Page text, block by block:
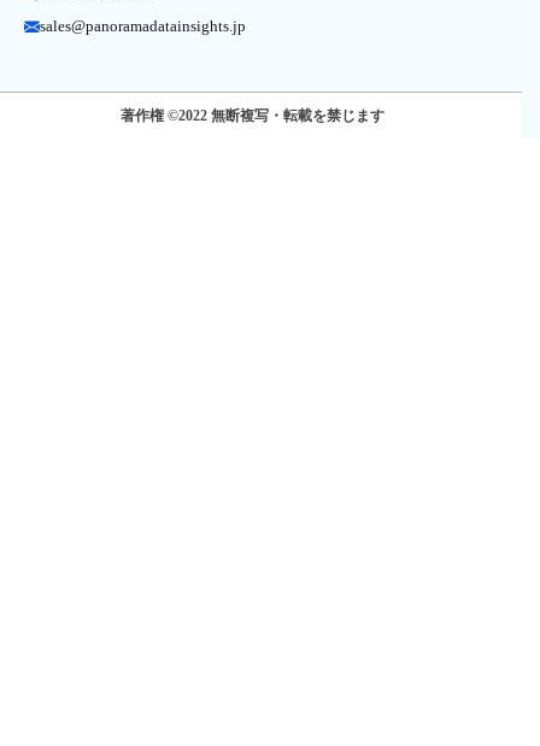
sales@panoramadatainsights.jp
著作権 ©2022 無断複写・転載を禁じます